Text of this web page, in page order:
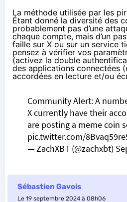
La méthode utilisée par les
Étant donné la diversité des
probablement pas d’une
chaque compte, mais d’un
faille sur X ou sur un service
pensez à vérifier vos
(activez la double
des applications connectées
accordées en lecture et/ou
Community Alert: A
X currently have their
are posting a meme coin
pic.twitter.com/
— ZachXBT (@zachxbt)
Sébastien Gavois
Le 19 septembre 2024 à 08h06